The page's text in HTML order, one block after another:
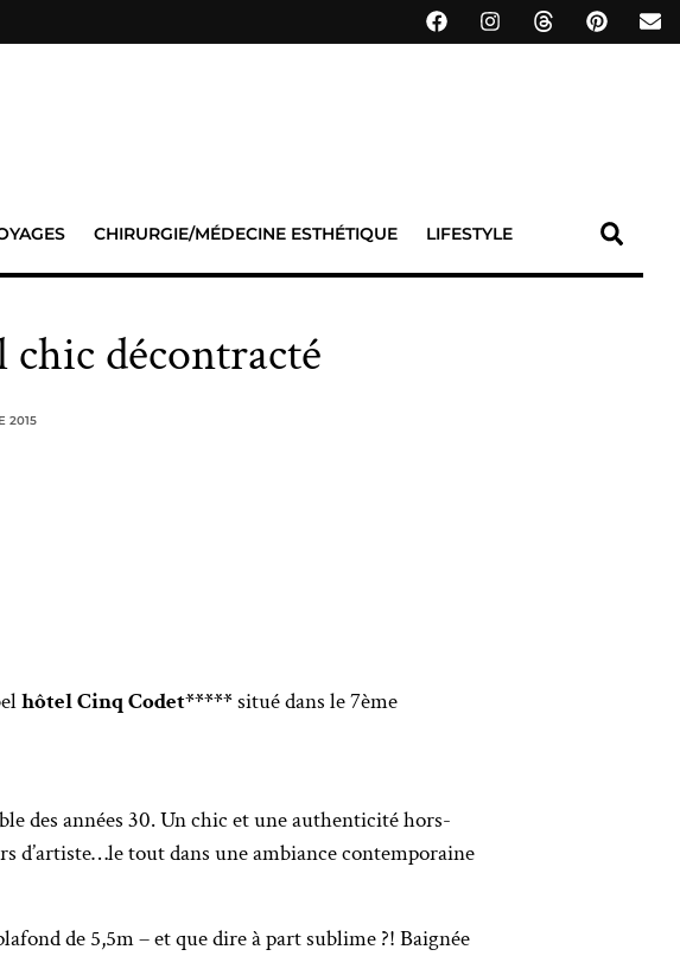
CHIRURGIE/MÉDECINE ESTHÉTIQUE LIFESTYLE
décontracté
2015
hôtel Cinq Codet*****situé dans le 7ème
des années 30. Un chic et une authenticité hors-
d’artiste…le tout dans une ambiance contemporaine
de 5,5m – et que dire à part sublime ?! Baignée